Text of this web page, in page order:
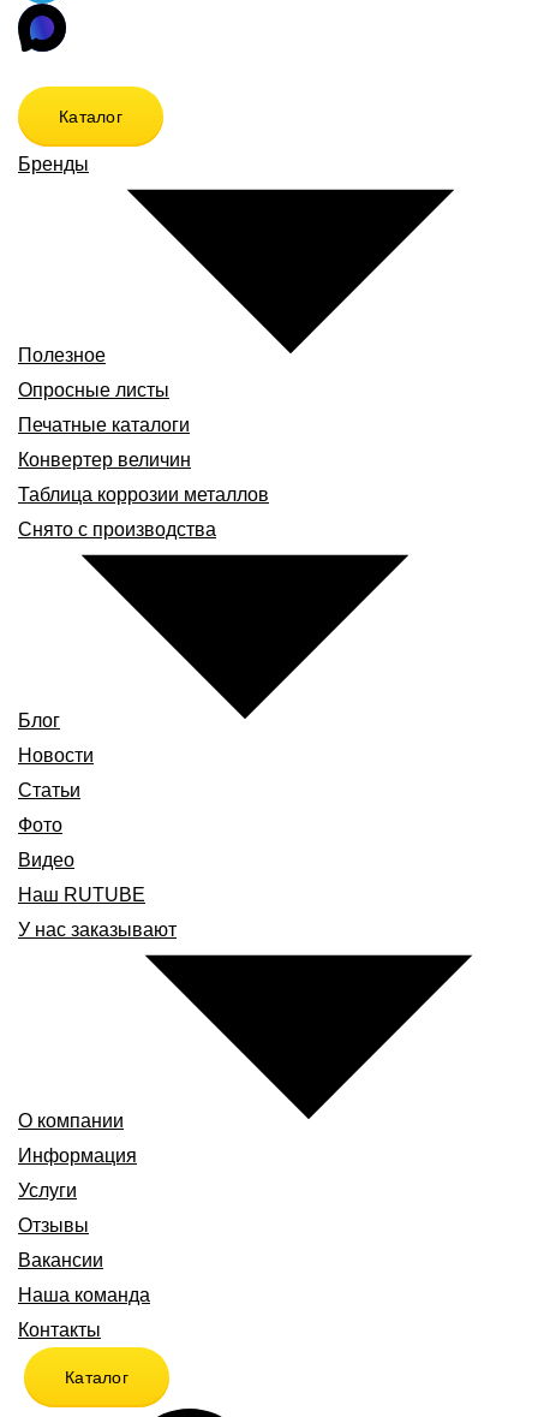
Каталог
Бренды
Полезное
Опросные листы
Печатные каталоги
Конвертер величин
Таблица коррозии металлов
Снято с производства
Блог
Новости
Статьи
Фото
Видео
Наш RUTUBE
У нас заказывают
О компании
Информация
Услуги
Отзывы
Вакансии
Наша команда
Контакты
Каталог